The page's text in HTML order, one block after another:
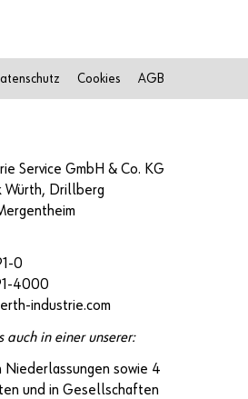
m
O
n
e
-
g
s
r
i
Cookies AGB
Service GmbH & Co. KG
Würth, Drillberg
0
4000
industrie.com
auch in einer unserer:
Niederlassungen sowie 4
und in Gesellschaften